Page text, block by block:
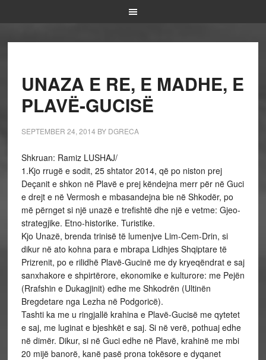
UNAZA E RE, E MADHE, E
PLAVË-GUCISË
SEPTEMBER 24, 2014 BY DGRECA
Shkruan: Ramiz LUSHAJ/
1.Kjo rrugë e sodit, 25 shtator 2014, që po niston prej
Deçanit e shkon në Plavë e prej këndejna merr për në Guci
e drejt e në Vermosh e mbasandejna bie në Shkodër, po
më përnget si një unazë e trefishtë dhe një e vetme: Gjeo-
strategjike. Etno-historike. Turistike.
Kjo Unazë, brenda trinisë të lumenjve Lim-Cem-Drin, si
dikur në ato kohna para e mbrapa Lidhjes Shqiptare të
Prizrenit, po e rilidhë Plavë-Gucinë me dy kryeqëndrat e saj
sanxhakore e shpirtërore, ekonomike e kulturore: me Pejën
(Rrafshin e Dukagjinit) edhe me Shkodrën (Ultinën
Bregdetare nga Lezha në Podgoricë).
Tashti ka me u ringjallë krahina e Plavë-Gucisë me qytetet
e saj, me luginat e bjeshkët e saj. Si në verë, pothuaj edhe
në dimër. Dikur, si në Guci edhe në Plavë, krahinë me mbi
20 mijë banorë, kanë pasë prona tokësore e dyqanet